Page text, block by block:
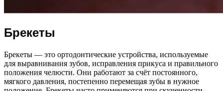
Брекеты
Брекеты — это ортодонтические устройства, используемые
для выравнивания зубов, исправления прикуса и правильного
положения челюсти. Они работают за счёт постоянного,
мягкого давления, постепенно перемещая зубы в нужное